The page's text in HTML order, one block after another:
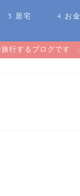
3.居宅 4.お金
行するブログです